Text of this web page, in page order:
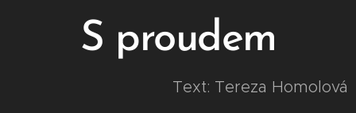
S proudem
Text: Tereza Homolová